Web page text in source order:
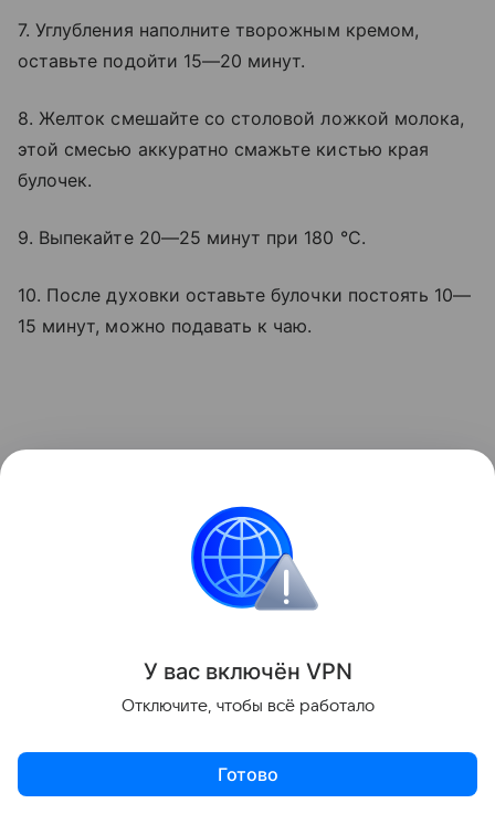
7. Углубления наполните творожным кремом,
оставьте подойти 15—20 минут.
8. Желток смешайте со столовой ложкой молока,
этой смесью аккуратно смажьте кистью края
булочек.
9. Выпекайте 20—25 минут при 180 °C.
10. После духовки оставьте булочки постоять 10—
15 минут, можно подавать к чаю.
5. Булочки с вареной
У вас включён VPN
Отключите, чтобы всё работало
Готово